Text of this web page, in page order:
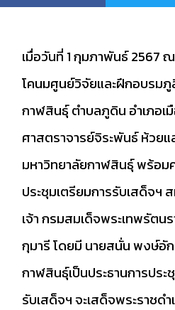
เมื่อวันที่ 1 กุมภาพันธ์ 2567
โคนมศูนย์วิจัยและฝึกอบรม
กาฬสินธุ์ ตำบลภูดิน อำเภอเ
ศาสตราจารย์จิระพันธ์ ห้วย
มหาวิทยาลัยกาฬสินธุ์ พร้อม
ประชุมเตรียมการรับเสด็จฯ
เจ้า กรมสมเด็จพระเทพรัตน
กุมารี โดยมี นายสนั่น พงษ์อั
กาฬสินธุ์เป็นประธานการประ
รับเสด็จฯ จะเสด็จพระราชด